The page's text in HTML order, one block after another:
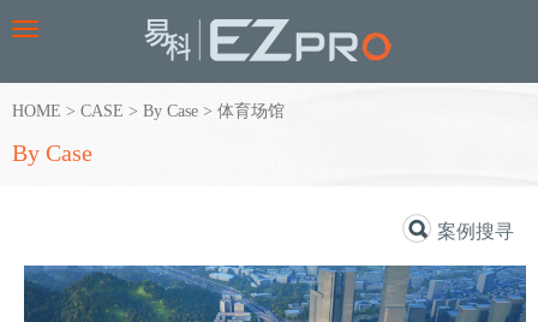
Toggle
HOME > CASE > By Case > 体育场馆
By Case
案例搜寻